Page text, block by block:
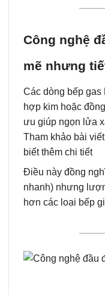
Công nghệ
mẽ nhưng
Các dòng bếp gas
hợp kim hoặc
ưu giúp ngọn lửa
Tham khảo bài viết
biết thêm chi tiết
Điều này đồng
nhanh) nhưng
hơn các loại bếp